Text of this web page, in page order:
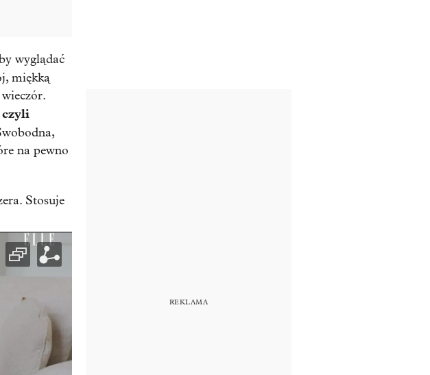
wyglądać
miękką
czyli
na pewno
Stosuje